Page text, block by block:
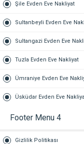
Şile Evden Eve Nakliyat
Sultanbeyli Evden Eve
Sultangazi Evden Eve
Tuzla Evden Eve Nakliyat
Ümraniye Evden Eve
Üsküdar Evden Eve
Footer Menu 4
Gizlilik Politikası